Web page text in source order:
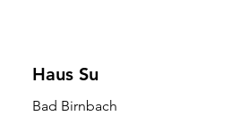
Haus Su
Bad Birnbach